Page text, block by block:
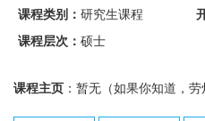
课程类别： 研究生课程
课程层次： 硕士
课程主页 ：暂无（如果你知道，劳